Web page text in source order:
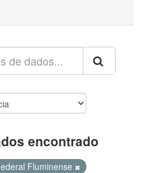
encontrado
Fluminense